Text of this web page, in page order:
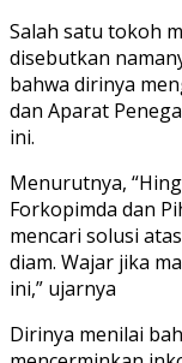
Salah satu tokoh
disebutkan
bahwa dirinya
dan Aparat
ini.
Menurutnya,
Forkopimda dan
mencari solusi
diam. Wajar jika
ini,” ujarnya
Dirinya menilai